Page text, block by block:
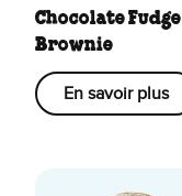
Chocolate Fudge
Brownie
En savoir plus